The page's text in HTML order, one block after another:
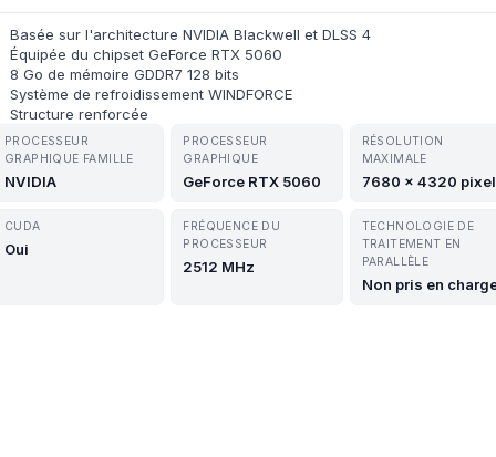
Basée sur l'architecture NVIDIA Blackwell et DLSS 4
Équipée du chipset GeForce RTX 5060
8 Go de mémoire GDDR7 128 bits
Système de refroidissement WINDFORCE
Structure renforcée
PROCESSEUR
GRAPHIQUE FAMILLE
NVIDIA
PROCESSEUR
GRAPHIQUE
GeForce RTX 5060
RÉSOLUTION
MAXIMALE
7680 x 4320
CUDA
Oui
FRÉQUENCE DU
PROCESSEUR
2512 MHz
TECHNOLOGIE DE
TRAITEMENT EN
PARALLÈLE
Non pris en